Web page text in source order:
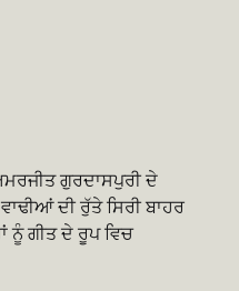
ਗੁਰਦਾਸਪੁਰੀ ਦੇ
ਦੀ ਰੁੱਤੇ ਸਿਰੀ ਬਾਹਰ
ਨੂੰ ਗੀਤ ਦੇ ਰੂਪ ਵਿਚ